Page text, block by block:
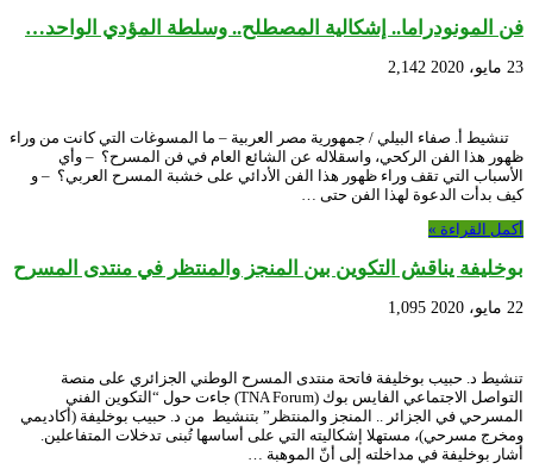
فن المونودراما.. إشكالية المصطلح.. وسلطة المؤدي الواحد…
23 مايو، 2020 2,142
تنشيط أ. صفاء البيلي / جمهورية مصر العربية – ما المسوغات التي كانت من وراء
ظهور هذا الفن الركحي، واسقلاله عن الشائع العام في فن المسرح؟ – وأي
الأسباب التي تقف وراء ظهور هذا الفن الأدائي على خشبة المسرح العربي؟ – و
كيف بدأت الدعوة لهذا الفن حتى …
أكمل القراءة »
بوخليفة يناقش التكوين بين المنجز والمنتظر في منتدى المسرح
22 مايو، 2020 1,095
تنشيط د. حبيب بوخليفة فاتحة منتدى المسرح الوطني الجزائري على منصة
التواصل الاجتماعي الفايس بوك (TNA Forum) جاءت حول “التكوين الفني
المسرحي في الجزائر .. المنجز والمنتظر” بتنشيط من د. حبيب بوخليفة (أكاديمي
ومخرج مسرحي)، مستهلا إشكاليته التي على أساسها تُبنى تدخلات المتفاعلين.
أشار بوخليفة في مداخلته إلى أنّ الموهبة …